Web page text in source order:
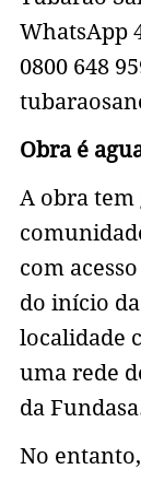
WhatsApp
0800 648
Obra é
A obra
com
do início
localidade
uma rede
da
No